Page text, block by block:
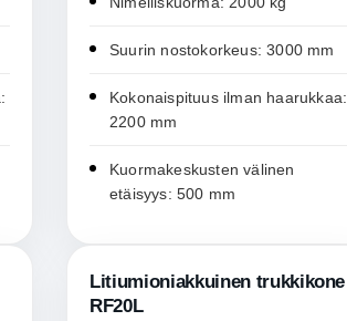
Suurin nostokorkeus: 3000 mm
Kokonaispituus ilman haarukkaa:
2200 mm
Kuormakeskusten välinen
etäisyys: 500 mm
Litiumioniakkuinen trukkikone
RF20L